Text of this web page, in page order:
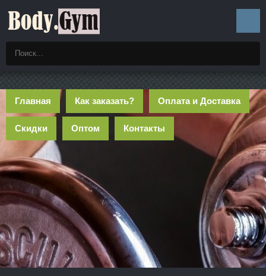
Главная Как заказать? Оплата и Доставка
Скидки Оптом Контакты